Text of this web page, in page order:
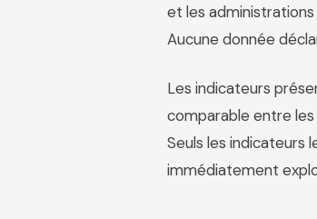
et les administrations
Aucune donnée
Les indicateurs
comparable entre
Seuls les indicateurs
immédiatement